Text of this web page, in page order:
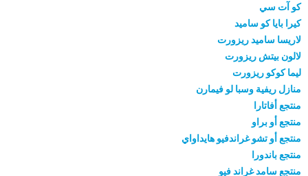
كو آت سي
كيرا بايا كو ساميد
لاريسا ساميد ريزورت
لالون بيتش ريزورت
ليما كوكو ريزورت
منازل ريفية وسبا لو فيمارن
منتجع أفاتارا
منتجع أو براو
منتجع أو تشو غراندفيو هايداواي
منتجع باندورا
منتجع سامد غراند فيو